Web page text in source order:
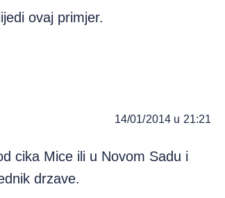
ovaj primjer.
14/01/2014 u 21:21
cika Mice ili u Novom Sadu i
drzave.